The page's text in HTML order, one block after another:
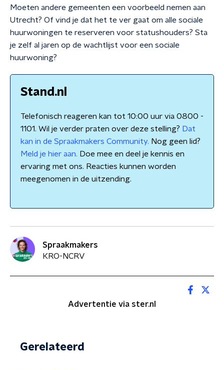
Moeten andere gemeenten een voorbeeld nemen aan
Utrecht? Of vind je dat het te ver gaat om alle sociale
huurwoningen te reserveren voor statushouders? Sta
je zelf al jaren op de wachtlijst voor een sociale
huurwoning?
Stand.nl
Telefonisch reageren kan tot 10:00 uur via 0800 -
1101. Wil je verder praten over deze stelling? Dat
kan in de Spraakmakers Community. Nog geen lid?
Meld je hier aan. Doe mee en deel je kennis en
ervaring met ons. Reacties kunnen worden
meegenomen in de uitzending.
Spraakmakers
KRO-NCRV
Advertentie via ster.nl
Gerelateerd